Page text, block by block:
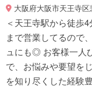
大阪府大阪市天王寺
＜天王寺駅から徒歩
まで営業してるので
ュにも◎ お客様一人
で、お悩みや要望を
を知り尽くした経験